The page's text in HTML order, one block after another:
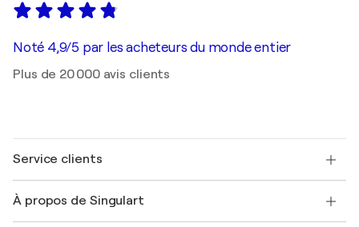
Noté 4,9/5 par les acheteurs du monde entier
Plus de 20 000 avis clients
Service clients
Expédition
À propos de Singulart